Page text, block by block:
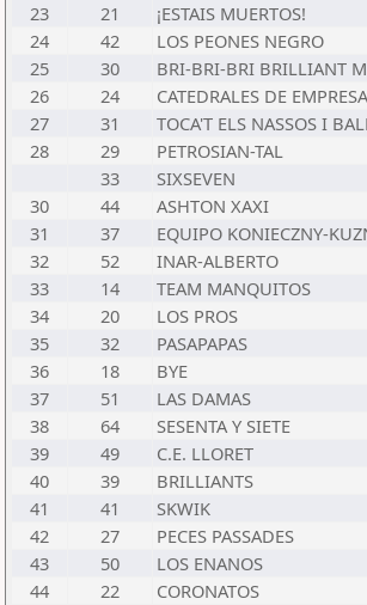
23
21 ¡ESTAIS MUERTOS!
24
42 LOS PEONES NEGRO
25
30 BRI-BRI-BRI BRILLIANT
26
24 CATEDRALES DE
27
31 TOCA'T ELS NASSOS I
28
29 PETROSIAN-TAL
33
SIXSEVEN
30
44 ASHTON XAXI
31
37 EQUIPO KONIECZNY-
32
52 INAR-ALBERTO
33
14 TEAM MANQUITOS
34
20 LOS PROS
35
32 PASAPAPAS
36
18 BYE
37
51 LAS DAMAS
38
64 SESENTA Y SIETE
39
49 C.E. LLORET
40
39 BRILLIANTS
41
41 SKWIK
42
27 PECES PASSADES
43
50 LOS ENANOS
44
22 CORONATOS